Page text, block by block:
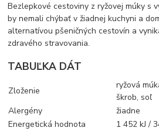
Bezlepkové cestoviny z ryžovej múky s
by nemali chýbať v žiadnej kuchyni a
alternatívou pšeničných cestovín a
zdravého stravovania.
TABUĽKA DÁT
Zloženie
ryžová
škrob, soľ
Alergény
žiadne
Energetická hodnota
1 452 kJ /